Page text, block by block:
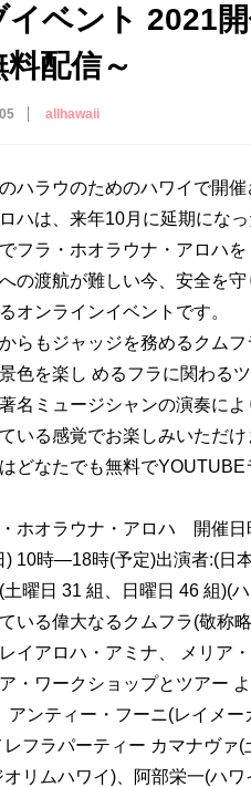
イベント 2021
料配信～
allhawaii
のハラウのためのハワイで開
ハは、来年10月に延期にな
フラ・ホオラウナ・アロハ
の渡航が難しい今、安全を
オンラインイベントです。
らもジャッジを務めるクム
色を楽し めるフラに関わる
名ミュージシャンの演奏に
いる感覚でお楽しみいただけ
どなたでも無料で
ホオラウナ・アロハ 開催日
) 10時―18時(予定)出演者:(日
土曜日 31 組、日曜日 46 組)(
いる偉大なるクムフラ(敬称
イアロハ・アミナ、 メリア
・ワークショップとツアー
アンティー・フーニ(レイメ
レフラパーティー カマナヴァ
オリムハワイ)、阿部栄一(ハ